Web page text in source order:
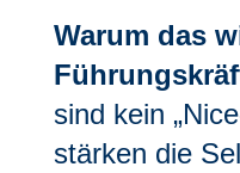
Warum das
sind kein
stärken die